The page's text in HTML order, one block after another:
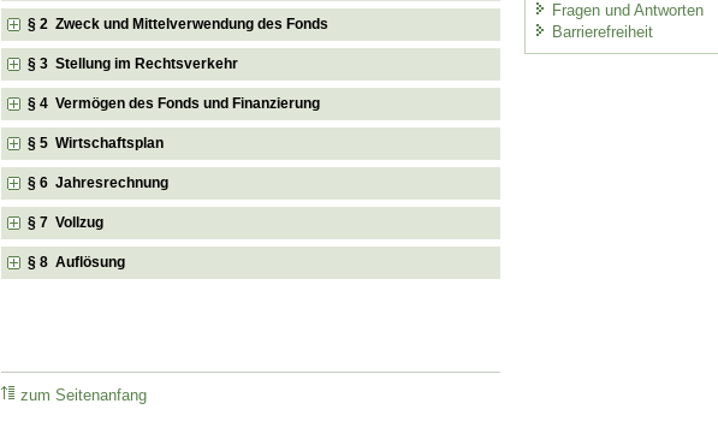
§ 2 Zweck und Mittelverwendung des Fonds
§ 3 Stellung im Rechtsverkehr
§ 4 Vermögen des Fonds und Finanzierung
§ 5 Wirtschaftsplan
§ 6 Jahresrechnung
§ 7 Vollzug
§ 8 Auflösung
zum Seitenanfang
Fragen und Antworten
Barrierefreiheit